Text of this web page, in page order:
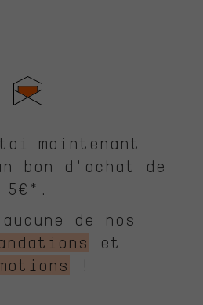
maintenant
bon d'achat de
5€*.
de nos
et
!